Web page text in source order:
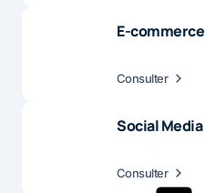
E-commerce
Consulter
Social Media
Consulter